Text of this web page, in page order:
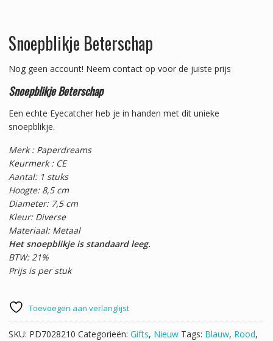
Snoepblikje Beterschap
Nog geen account! Neem contact op voor de juiste prijs
Snoepblikje Beterschap
Een echte Eyecatcher heb je in handen met dit unieke
snoepblikje.
Merk : Paperdreams
Keurmerk : CE
Aantal: 1 stuks
Hoogte: 8,5 cm
Diameter: 7,5 cm
Kleur: Diverse
Materiaal: Metaal
Het snoepblikje is standaard leeg.
BTW: 21%
Prijs is per stuk
Toevoegen aan verlanglijst
SKU: PD7028210 Categorieën: Gifts, Nieuw Tags: Blauw, Rood,